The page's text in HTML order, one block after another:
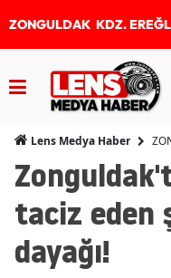
ZONGULDAK KDZ.
Lens Medya Haber
taciz eden
dayağı!